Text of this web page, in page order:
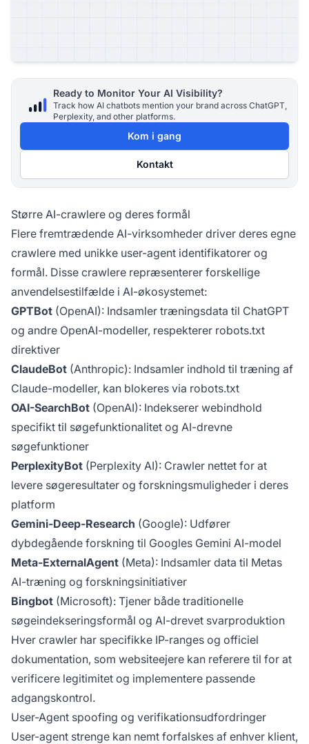
Ready to Monitor Your AI Visibility?
Track how AI chatbots mention your brand across ChatGPT,
Perplexity, and other platforms.
Kom i gang
Kontakt
Større AI-crawlere og deres formål
Flere fremtrædende AI-virksomheder driver deres egne
crawlere med unikke user-agent identifikatorer og
formål. Disse crawlere repræsenterer forskellige
anvendelsestilfælde i AI-økosystemet:
GPTBot (OpenAI): Indsamler træningsdata til ChatGPT
og andre OpenAI-modeller, respekterer robots.txt
direktiver
ClaudeBot (Anthropic): Indsamler indhold til træning af
Claude-modeller, kan blokeres via robots.txt
OAI-SearchBot (OpenAI): Indekserer webindhold
specifikt til søgefunktionalitet og AI-drevne
søgefunktioner
PerplexityBot (Perplexity AI): Crawler nettet for at
levere søgeresultater og forskningsmuligheder i deres
platform
Gemini-Deep-Research (Google): Udfører
dybdegående forskning til Googles Gemini AI-model
Meta-ExternalAgent (Meta): Indsamler data til Metas
AI-træning og forskningsinitiativer
Bingbot (Microsoft): Tjener både traditionelle
søgeindekseringsformål og AI-drevet svarproduktion
Hver crawler har specifikke IP-ranges og officiel
dokumentation, som websiteejere kan referere til for at
verificere legitimitet og implementere passende
adgangskontrol.
User-Agent spoofing og verifikationsudfordringer
User-agent strenge kan nemt forfalskes af enhver klient,